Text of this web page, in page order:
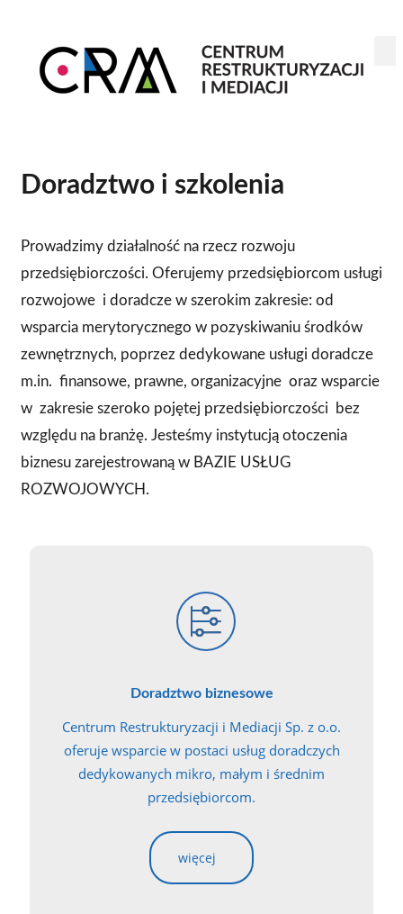
Doradztwo i szkolenia
Prowadzimy działalność na rzecz rozwoju
przedsiębiorczości. Oferujemy przedsiębiorcom usługi
rozwojowe i doradcze w szerokim zakresie: od
wsparcia merytorycznego w pozyskiwaniu środków
zewnętrznych, poprzez dedykowane usługi doradcze
m.in. finansowe, prawne, organizacyjne oraz wsparcie
w zakresie szeroko pojętej przedsiębiorczości
bez
względu na branżę. Jesteśmy instytucją otoczenia
biznesu zarejestrowaną w BAZIE USŁUG
ROZWOJOWYCH.
Doradztwo biznesowe
Centrum Restrukturyzacji i Mediacji Sp. z o.o.
oferuje wsparcie w postaci usług doradczych
dedykowanych mikro, małym i średnim
przedsiębiorcom.
więcej